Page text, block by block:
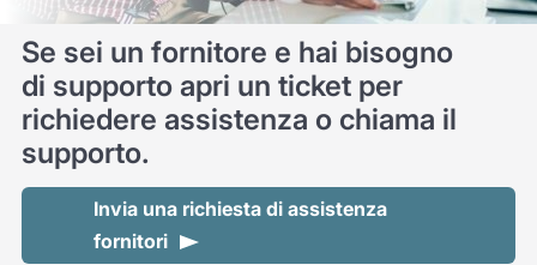
Se sei un fornitore e hai bisogno
di supporto apri un ticket per
richiedere assistenza o chiama il
supporto.
Invia una richiesta di assistenza
fornitori